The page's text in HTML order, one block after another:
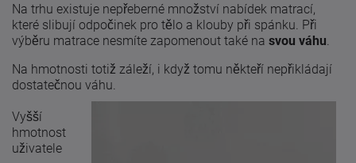
Na trhu existuje nepřeberné množství nabídek matrací,
které slibují odpočinek pro tělo a klouby při spánku. Při
výběru matrace nesmíte zapomenout také na svou váhu
Na hmotnosti totiž záleží, i když tomu někteří nepřikládají
dostatečnou váhu.
Vyšší
hmotnost
uživatele